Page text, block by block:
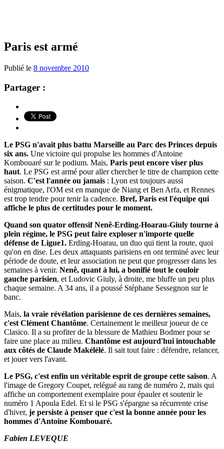
Paris est armé
Publié le 8 novembre 2010
Partager :
Le PSG n'avait plus battu Marseille au Parc des Princes depuis
six ans. Une victoire qui propulse les hommes d'Antoine
Kombouaré sur le podium. Mais, Paris peut encore viser plus
haut. Le PSG est armé pour aller chercher le titre de champion cette
saison. C'est l'année ou jamais : Lyon est toujours aussi
énigmatique, l'OM est en manque de Niang et Ben Arfa, et Rennes
est trop tendre pour tenir la cadence. Bref, Paris est l'équipe qui
affiche le plus de certitudes pour le moment.
Quand son quator offensif Nenê-Erding-Hoarau-Giuly tourne à
plein régime, le PSG peut faire exploser n'importe quelle
défense de Ligue1. Erding-Hoarau, un duo qui tient la route, quoi
qu'on en dise. Les deux attaquants parisiens en ont terminé avec leur
période de doute, et leur association ne peut que progresser dans les
semaines à venir. Nenê, quant à lui, a bonifié tout le couloir
gauche parisien, et Ludovic Giuly, à droite, me bluffe un peu plus
chaque semaine. A 34 ans, il a poussé Stéphane Sessegnon sur le
banc.
Mais, la vraie révélation parisienne de ces dernières semaines,
c'est Clément Chantôme. Certainement le meilleur joueur de ce
Clasico. Il a su profiter de la blessure de Mathieu Bodmer pour se
faire une place au milieu. Chantôme est aujourd'hui intouchable
aux côtés de Claude Makélélé. Il sait tout faire : défendre, relancer,
et jouer vers l'avant.
Le PSG, c'est enfin un véritable esprit de groupe cette saison. A
l'image de Gregory Coupet, relégué au rang de numéro 2, mais qui
affiche un comportement exemplaire pour épauler et soutenir le
numéro 1 Apoula Edel. Et si le PSG s'épargne sa récurrente crise
d'hiver, je persiste à penser que c'est la bonne année pour les
hommes d'Antoine Kombouaré.
Fabien LEVEQUE